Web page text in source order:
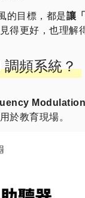
的目標，都是讓
得更好，也理解
頻系統？
Modulation
於教育現場。